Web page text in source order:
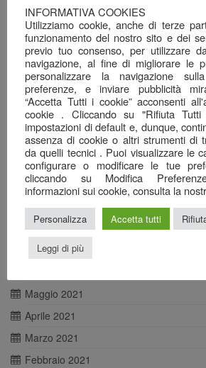
Luglio 2022
Giugno 2022
Maggio 2022
Aprile 2022
Marzo 2022
Febbraio 2022
Gennaio 2022
Dicembre 2021
Novembre 2021
Ottobre 2021
Agosto 2021
Luglio 2021
Maggio 2021
Aprile 2021
Marzo 2021
Febbraio 2021
INFORMATIVA COOKIES
Utilizziamo cookie, anche di terze
funzionamento del nostro sito e dei
previo tuo consenso, per utilizzare
navigazione, al fine di migliorare le
personalizzare la navigazione
preferenze, e inviare pubblicità
“Accetta Tutti i cookie” acconsenti
cookie . Cliccando su "Rifiuta
impostazioni di default e, dunque,
assenza di cookie o altri strumenti di
da quelli tecnici . Puoi visualizzare le
configurare o modificare le tue
cliccando su Modifica
informazioni sui cookie, consulta la
Personalizza Accetta tutti
Leggi di più